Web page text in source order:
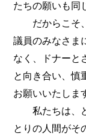
たちの願いも同
だからこそ、
議員のみなさま
なく、ドナーと
と向き合い、慎
お願いいたしま
私たちは、ど
とりの人間がそ